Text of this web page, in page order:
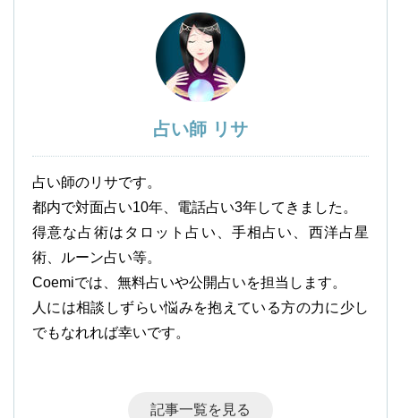
占い師 リサ
占い師のリサです。
都内で対面占い10年、電話占い3年してきました。
得意な占術はタロット占い、手相占い、西洋占星
術、ルーン占い等。
Coemiでは、無料占いや公開占いを担当します。
人には相談しずらい悩みを抱えている方の力に少し
でもなれれば幸いです。
記事一覧を見る